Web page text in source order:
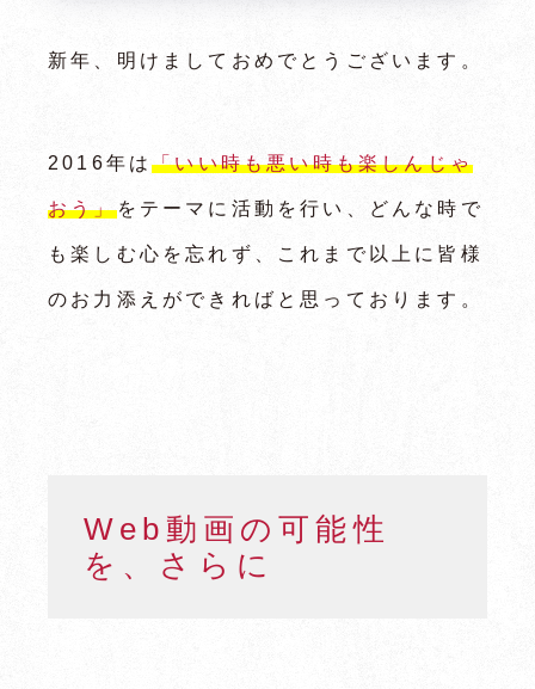
新年、明けましておめでとうございます。
2016年は「いい時も悪い時も楽しんじゃ
おう」をテーマに活動を行い、どんな時で
も楽しむ心を忘れず、これまで以上に皆様
のお力添えができればと思っております。
Web動画の可能性
を、さらに